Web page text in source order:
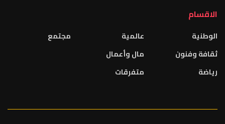
الاقسام
الوطنية
ثقافة وفنون
رياضة
عالمية
مال وأعمال
متفرقات
مجتمع